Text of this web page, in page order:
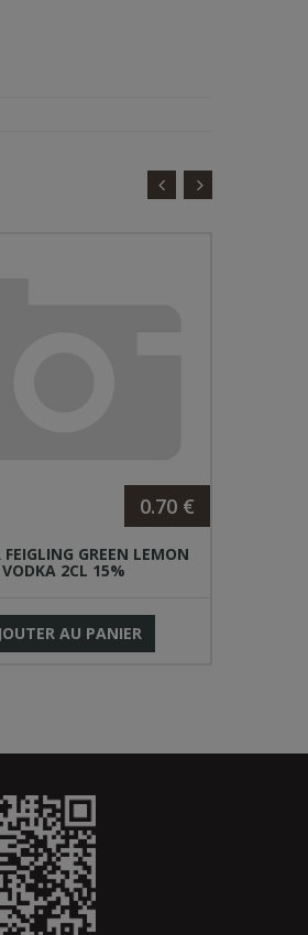
0.70 €
FEIGLING GREEN LEMON
VODKA 2CL 15%
AU PANIER